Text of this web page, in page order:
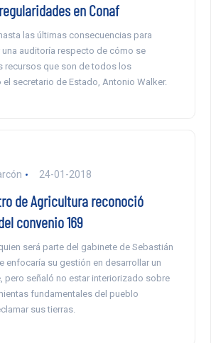
en Conaf
las últimas consecuencias para
una auditoría respecto de cómo se
recursos que son de todos los
el secretario de Estado, Antonio Walker.
24-01-2018
de Agricultura reconoció
convenio 169
será parte del gabinete de Sebastián
enfocaría su gestión en desarrollar un
pero señaló no estar interiorizado sobre
fundamentales del pueblo
sus tierras.